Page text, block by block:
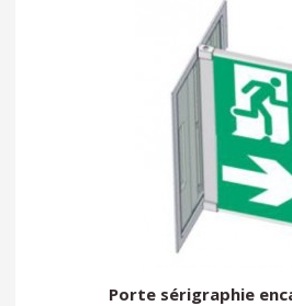
Porte sérigraphie